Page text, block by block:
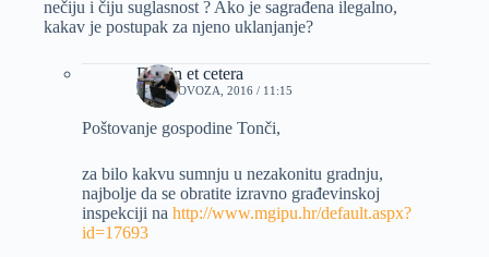
nečiju i čiju suglasnost ? Ako je sagrađena ilegalno,
kakav je postupak za njeno uklanjanje?
Dizajn et cetera
30 KOLOVOZA, 2016 / 11:15
Poštovanje gospodine Tonči,
za bilo kakvu sumnju u nezakonitu gradnju,
najbolje da se obratite izravno građevinskoj
inspekciji na http://www.mgipu.hr/default.aspx?
id=17693